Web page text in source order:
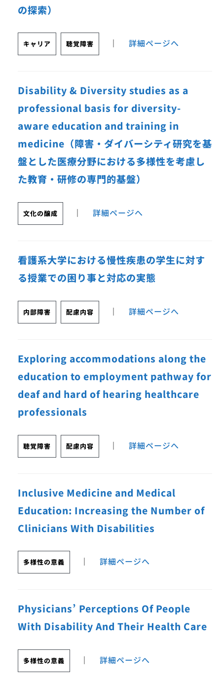
の探索）
キャリア 聴覚障害 ｜ 詳細ページへ
Disability & Diversity studies as a
professional basis for diversity-
aware education and training in
medicine（障害・ダイバーシティ研究を基
盤とした医療分野における多様性を考慮し
た教育・研修の専門的基盤）
文化の醸成 ｜ 詳細ページへ
看護系大学における慢性疾患の学生に対す
る授業での困り事と対応の実態
内部障害 配慮内容 ｜ 詳細ページへ
Exploring accommodations along the
education to employment pathway for
deaf and hard of hearing healthcare
professionals
聴覚障害 配慮内容 ｜ 詳細ページへ
Inclusive Medicine and Medical
Education: Increasing the Number of
Clinicians With Disabilities
多様性の意義 ｜ 詳細ページへ
Physicians’ Perceptions Of People
With Disability And Their Health Care
多様性の意義 ｜ 詳細ページへ